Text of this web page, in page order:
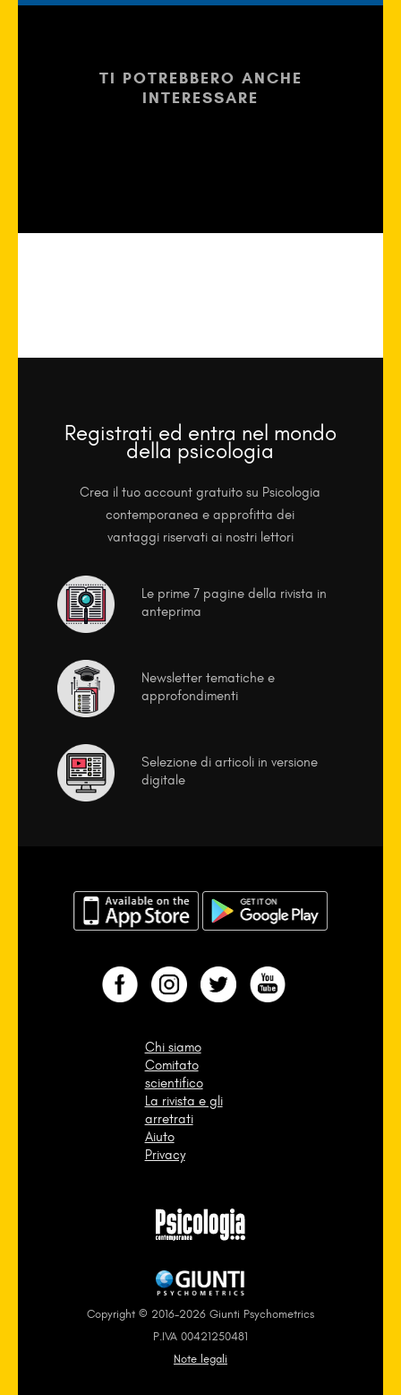
TI POTREBBERO ANCHE
INTERESSARE
Registrati ed entra nel mondo
della psicologia
Crea il tuo account gratuito su Psicologia
contemporanea e approfitta dei
vantaggi riservati ai nostri lettori
Le prime 7 pagine della rivista in
anteprima
Newsletter tematiche e
approfondimenti
Selezione di articoli in versione
digitale
Copyright © 2016-2026 Giunti Psychometrics
P.IVA 00421250481
Note legali
Chi siamo
Comitato
scientifico
La rivista e gli
arretrati
Aiuto
Privacy